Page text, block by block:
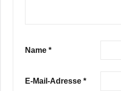
Name *
E-Mail-Adresse *